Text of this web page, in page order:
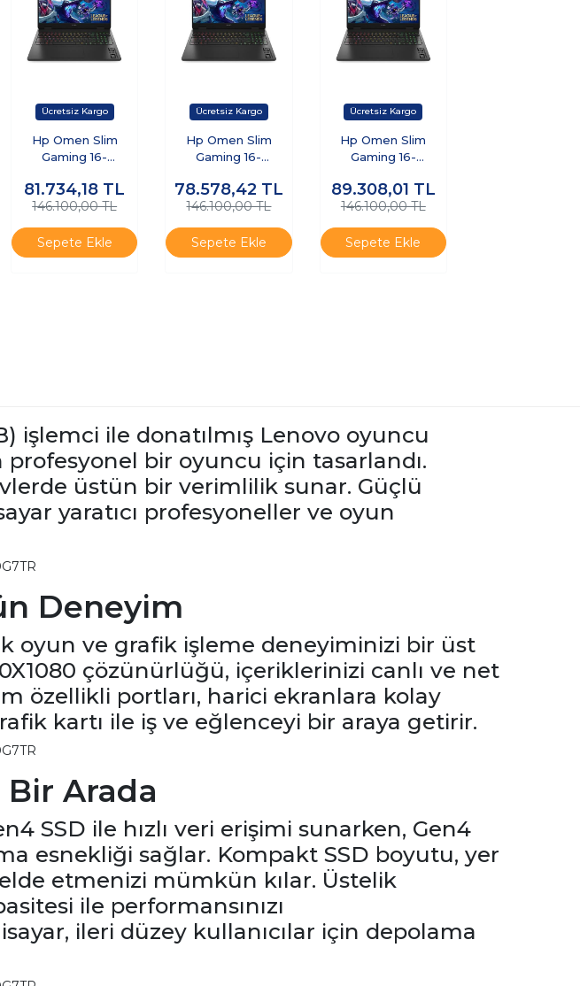
Hp Omen Slim
Gaming 16-
Intel Core Ultra 9
285H 8gb Ram
512GB SSD RTX5070
Windows 11 Pro K2
81.734,18 TL
146.100,00 TL
Sepete Ekle
Hp Omen Slim
Gaming 16-
Intel Core Ultra 9
285H 8gb Ram
512GB SSD RTX5070
Freedos K1
78.578,42 TL
146.100,00 TL
Sepete Ekle
Hp Omen Slim
Gaming 16-
Intel Core Ultra 9
285H 8gb Ram 2tb
SSD RTX5070
Windows 11 Pro K6
89.308,01 TL
146.100,00 TL
Sepete Ekle
işlemci ile donatılmış Lenovo oyuncu
bir oyuncu için tasarlandı.
üstün bir verimlilik sunar. Güçlü
yaratıcı profesyoneller ve oyun
Deneyim
oyun ve grafik işleme deneyiminizi bir üst
çözünürlüğü, içeriklerinizi canlı ve net
özellikli portları, harici ekranlara kolay
kartı ile iş ve eğlenceyi bir araya getirir.
Bir Arada
SSD ile hızlı veri erişimi sunarken, Gen4
esnekliği sağlar. Kompakt SSD boyutu, yer
etmenizi mümkün kılar. Üstelik
ile performansınızı
ileri düzey kullanıcılar için depolama